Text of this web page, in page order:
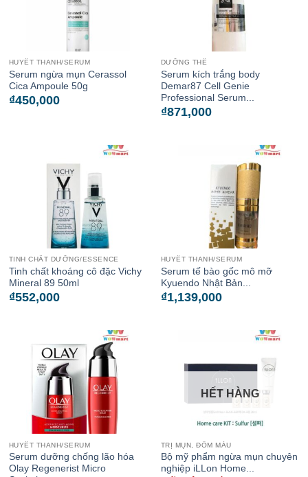
HUYẾT THANH/SERUM
Serum ngừa mụn Cerassol
Cica Ampoule 50g
₫450,000
DƯỠNG THỂ
Serum kích trắng body
Demar87 Cell Genie
Professional Serum...
₫871,000
TINH CHẤT DƯỠNG/ESSENCE
Tinh chất khoáng cô đặc Vichy
Mineral 89 50ml
₫552,000
HUYẾT THANH/SERUM
Serum tế bào gốc mô mỡ
Kyuendo Nhật Bản...
₫1,139,000
HUYẾT THANH/SERUM
Serum dưỡng chống lão hóa
Olay Regenerist Micro
HẾT HÀNG
TRỊ MỤN, ĐỐM MÀU
Bộ mỹ phẩm ngừa mụn chuyên
nghiệp iLLon Home...